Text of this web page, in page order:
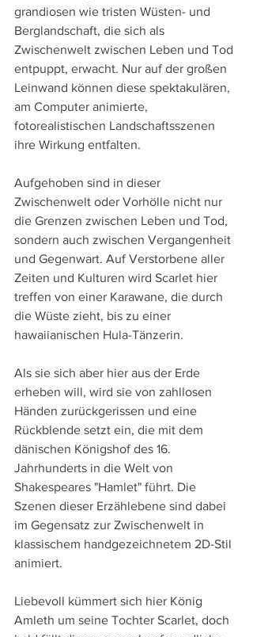
grandiosen wie tristen Wüsten- und
Berglandschaft, die sich als
Zwischenwelt zwischen Leben und Tod
entpuppt, erwacht. Nur auf der großen
Leinwand können diese spektakulären,
am Computer animierte,
fotorealistischen Landschaftsszenen
ihre Wirkung entfalten.
Aufgehoben sind in dieser
Zwischenwelt oder Vorhölle nicht nur
die Grenzen zwischen Leben und Tod,
sondern auch zwischen Vergangenheit
und Gegenwart. Auf Verstorbene aller
Zeiten und Kulturen wird Scarlet hier
treffen von einer Karawane, die durch
die Wüste zieht, bis zu einer
hawaiianischen Hula-Tänzerin.
Als sie sich aber hier aus der Erde
erheben will, wird sie von zahllosen
Händen zurückgerissen und eine
Rückblende setzt ein, die mit dem
dänischen Königshof des 16.
Jahrhunderts in die Welt von
Shakespeares "Hamlet" führt. Die
Szenen dieser Erzählebene sind dabei
im Gegensatz zur Zwischenwelt in
klassischem handgezeichnetem 2D-Stil
animiert.
Liebevoll kümmert sich hier König
Amleth um seine Tochter Scarlet, doch